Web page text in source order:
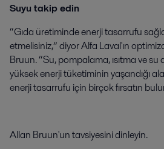
Suyu takip edin
“Gıda üretiminde enerji tasarrufu
etmelisiniz,” diyor Alfa Laval'ın
Bruun. “Su, pompalama, ısıtma ve su
yüksek enerji tüketiminin yaşandığı
enerji tasarrufu için birçok fırsatın
Allan Bruun'un tavsiyesini dinleyin.